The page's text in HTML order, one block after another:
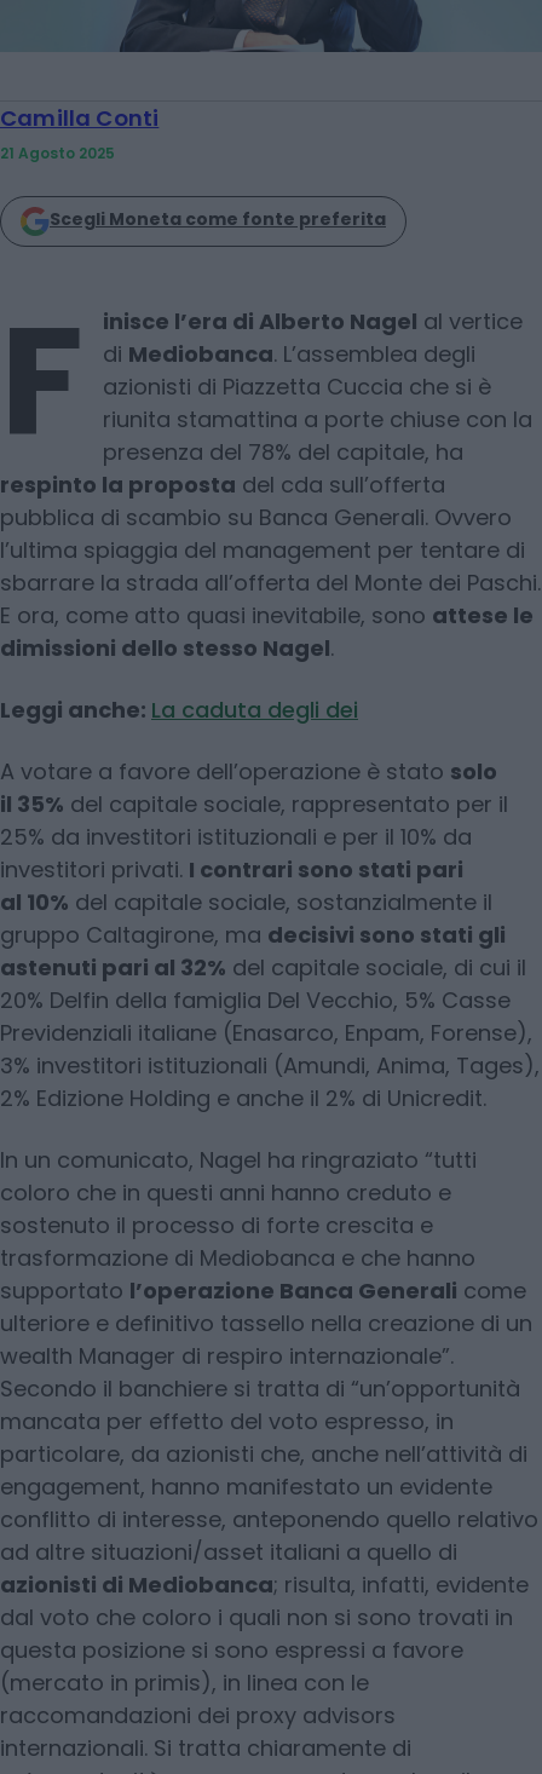
Camilla Conti
21 Agosto 2025
Scegli Moneta come fonte preferita
F inisce l’era di Alberto Nagel al vertice
di Mediobanca. L’assemblea degli
azionisti di Piazzetta Cuccia che si è
riunita stamattina a porte chiuse con la
presenza del 78% del capitale, ha
respinto la proposta del cda sull’offerta
pubblica di scambio su Banca Generali. Ovvero
l’ultima spiaggia del management per tentare di
sbarrare la strada all’offerta del Monte dei Paschi.
E ora, come atto quasi inevitabile, sono attese le
dimissioni dello stesso Nagel.
Leggi anche: La caduta degli dei
A votare a favore dell’operazione è stato solo
il 35% del capitale sociale, rappresentato per il
25% da investitori istituzionali e per il 10% da
investitori privati. I contrari sono stati pari
al 10% del capitale sociale, sostanzialmente il
gruppo Caltagirone, ma decisivi sono stati gli
astenuti pari al 32% del capitale sociale, di cui il
20% Delfin della famiglia Del Vecchio, 5% Casse
Previdenziali italiane (Enasarco, Enpam, Forense),
3% investitori istituzionali (Amundi, Anima, Tages),
2% Edizione Holding e anche il 2% di Unicredit.
In un comunicato, Nagel ha ringraziato “tutti
coloro che in questi anni hanno creduto e
sostenuto il processo di forte crescita e
trasformazione di Mediobanca e che hanno
supportato l’operazione Banca Generali come
ulteriore e definitivo tassello nella creazione di un
wealth Manager di respiro internazionale”.
Secondo il banchiere si tratta di “un’opportunità
mancata per effetto del voto espresso, in
particolare, da azionisti che, anche nell’attività di
engagement, hanno manifestato un evidente
conflitto di interesse, anteponendo quello relativo
ad altre situazioni/asset italiani a quello di
azionisti di Mediobanca; risulta, infatti, evidente
dal voto che coloro i quali non si sono trovati in
questa posizione si sono espressi a favore
(mercato in primis), in linea con le
raccomandazioni dei proxy advisors
internazionali. Si tratta chiaramente di